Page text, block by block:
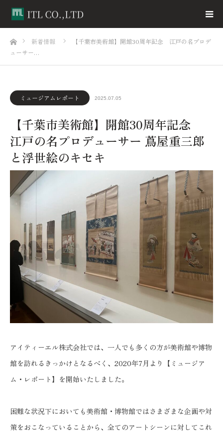
ホーム新着情報
【千葉市美術館】開館30周年記念 江戸の名プロデ
ューサー…
ミュージアムレポート 2025.07.05
【千葉市美術館】開館30周年記念
江戸の名プロデューサー 蔦屋重三郎
と浮世絵のキセキ
アイティーエル株式会社では、一人でも多くの方が美術館や博物
館を訪れるきっかけとなるべく、2020年7月より【ミュージア
ム・レポート】を開始いたしました。
困難な状況下においても美術館・博物館ではさまざまな企画や対
策をおこなっていることから、全てのアートシーンに対してこれ